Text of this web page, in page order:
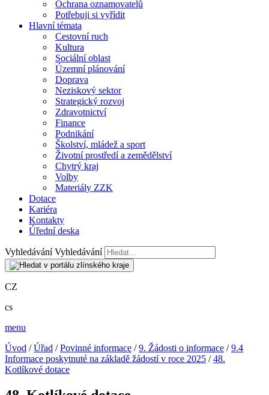
Ochrana oznamovatelů
Potřebuji si vyřídit
Hlavní témata
Cestovní ruch
Kultura
Sociální oblast
Územní plánování
Doprava
Neziskový sektor
Strategický rozvoj
Zdravotnictví
Finance
Podnikání
Školství, mládež a sport
Životní prostředí a zemědělství
Chytrý kraj
Volby
Materiály ZZK
Dotace
Kariéra
Kontakty
Úřední deska
Vyhledávání Vyhledávání
CZ
cs
menu
Úvod /Úřad /Povinné informace /9. Žádosti o informace /9.4
Informace poskytnuté na základě žádostí v roce 2025 /48.
Kotlíkové dotace